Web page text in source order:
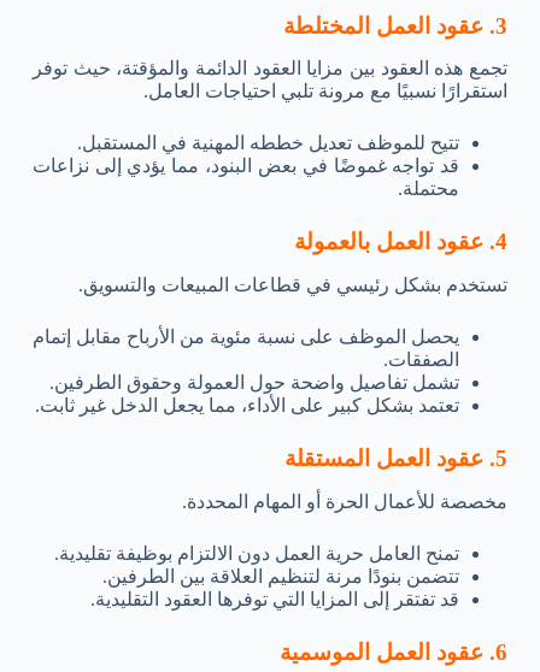
3. عقود العمل المختلطة
تجمع هذه العقود بين مزايا العقود الدائمة والمؤقتة، حيث توفر
استقرارًا نسبيًا مع مرونة تلبي احتياجات العامل.
تتيح للموظف تعديل خططه المهنية في المستقبل.
قد تواجه غموضًا في بعض البنود، مما يؤدي إلى نزاعات
محتملة.
4. عقود العمل بالعمولة
تستخدم بشكل رئيسي في قطاعات المبيعات والتسويق.
يحصل الموظف على نسبة مئوية من الأرباح مقابل إتمام
الصفقات.
تشمل تفاصيل واضحة حول العمولة وحقوق الطرفين.
تعتمد بشكل كبير على الأداء، مما يجعل الدخل غير ثابت.
5. عقود العمل المستقلة
مخصصة للأعمال الحرة أو المهام المحددة.
تمنح العامل حرية العمل دون الالتزام بوظيفة تقليدية.
تتضمن بنودًا مرنة لتنظيم العلاقة بين الطرفين.
قد تفتقر إلى المزايا التي توفرها العقود التقليدية.
6. عقود العمل الموسمية